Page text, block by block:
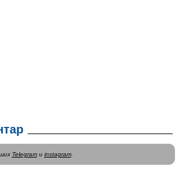
Telegramи instagram.